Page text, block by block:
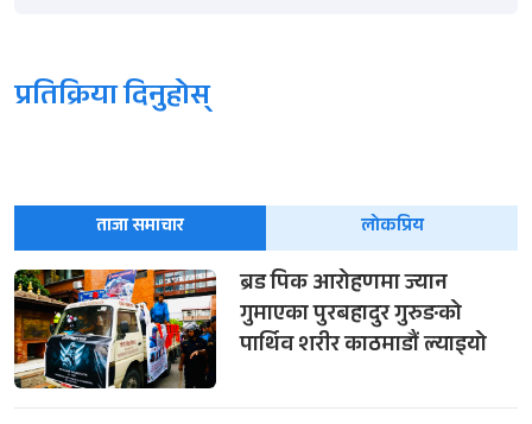
प्रतिक्रिया दिनुहोस्
ताजा समाचार लोकप्रिय
ब्रड पिक आरोहणमा ज्यान
गुमाएका पुरबहादुर गुरुङको
पार्थिव शरीर काठमाडौं ल्याइयो